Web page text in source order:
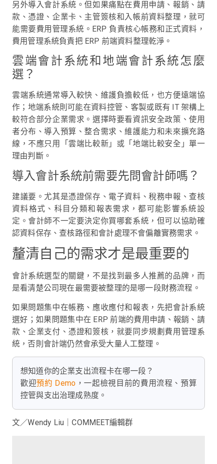
另外導入會計系統。但如果痛點在費用申請、報銷、請
款、憑證、企業卡、主管簽核和入帳前資料整理，就可
能需要費用管理系統。ERP 負責核心帳務和正式資料，
費用管理系統負責把 ERP 前端資料整理乾淨。
雲端會計系統和地端會計系統怎麼
選？
雲端系統通常導入較快、維護負擔較低，也方便遠端協
作；地端系統則可能在資料控管、客製或既有 IT 架構上
較符合部分企業需求。選擇時要看資訊安全政策、使用
者分布、導入預算、整合需求、維護能力和未來擴充路
線，不應只用「雲端比較新」或「地端比較安全」單一
理由判斷。
導入會計系統前需要先問會計師嗎？
建議要。尤其是憑證保存、電子資料、稅務申報、查核
資料格式、科目分類和報表需求，都可能影響系統設
定。會計師不一定要決定你買哪套系統，但可以協助確
認資料保存、查核路徑和會計處理不會偏離實務需求。
釐清自己的需求才是最重要的
會計系統選型的關鍵，不是找到最多人推薦的品牌，而
是看清楚公司現在最需要被整理的是哪一段財務流程。
如果問題集中在帳務、應收應付和報表，先把會計系統
選好；如果問題集中在 ERP 前端的費用申請、報銷、請
款、企業支付、憑證和簽核，就要同步規劃費用管理系
統，否則會計端仍然會承受大量人工整理。
想知道你的企業支出流程卡在哪一段？
歡迎預約 Demo ，一起檢視目前的費用流程、預算
控管與支出治理成熟度。
文／Wendy Liu｜COMMEET編輯群